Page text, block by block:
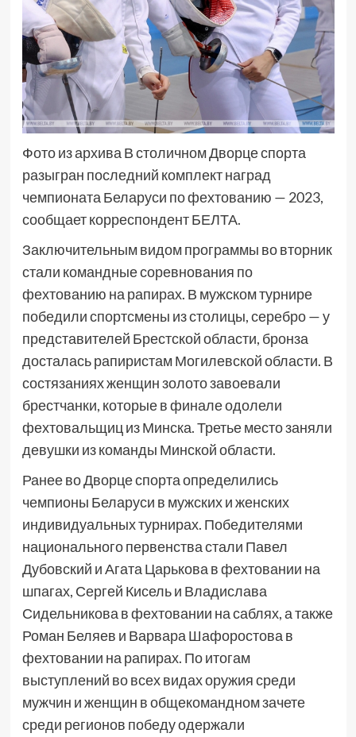
Фото из архива В столичном Дворце спорта
разыгран последний комплект наград
чемпионата Беларуси по фехтованию — 2023,
сообщает корреспондент БЕЛТА.
Заключительным видом программы во вторник
стали командные соревнования по
фехтованию на рапирах. В мужском турнире
победили спортсмены из столицы, серебро — у
представителей Брестской области, бронза
досталась рапиристам Могилевской области. В
состязаниях женщин золото завоевали
брестчанки, которые в финале одолели
фехтовальщиц из Минска. Третье место заняли
девушки из команды Минской области.
Ранее во Дворце спорта определились
чемпионы Беларуси в мужских и женских
индивидуальных турнирах. Победителями
национального первенства стали Павел
Дубовский и Агата Царькова в фехтовании на
шпагах, Сергей Кисель и Владислава
Сидельникова в фехтовании на саблях, а также
Роман Беляев и Варвара Шафоростова в
фехтовании на рапирах. По итогам
выступлений во всех видах оружия среди
мужчин и женщин в общекомандном зачете
среди регионов победу одержали